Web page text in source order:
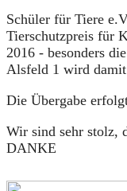
Schüler für Tiere
Tierschutzpreis für
2016 - besonders
Alsfeld 1 wird damit
Die Übergabe
Wir sind sehr stolz,
DANKE